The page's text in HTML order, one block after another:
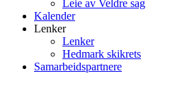
Leie av Veldre sag
Kalender
Lenker
Lenker
Hedmark skikrets
Samarbeidspartnere